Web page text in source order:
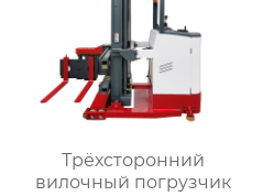
Трёхсторонний
вилочный погрузчик